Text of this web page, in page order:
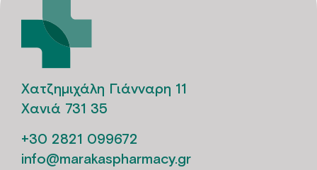
Χατζημιχάλη Γιάνναρη 11
Χανιά 731 35
+30 2821 099672
info@marakaspharmacy.gr